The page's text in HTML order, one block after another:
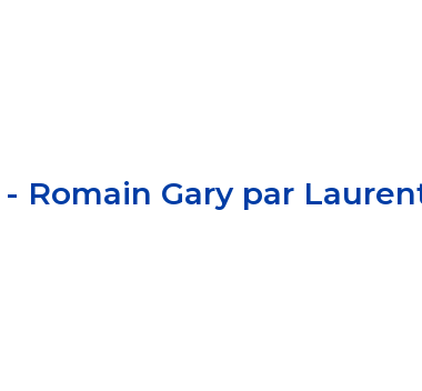
- Romain Gary par